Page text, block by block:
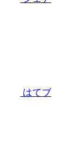
はてブ